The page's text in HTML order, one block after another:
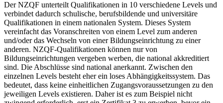
Der NZQF unterteilt Qualifikationen in 10 verschiedene Levels und
verbindet dadurch schulische, berufsbildende und universitäre
Qualifikationen in einem nationalen System. Dieses System
vereinfacht das Voranschreiten von einem Level zum anderen
und/oder das Wechseln von einer Bildungseinrichtung zu einer
anderen. NZQF-Qualifikationen können nur von
Bildungseinrichtungen vergeben werben, die national akkreditiert
sind. Die Abschlüsse sind national anerkannt. Zwischen den
einzelnen Levels besteht eher ein loses Abhängigkeitssystem. Das
bedeutet, dass keine einheitlichen Zugangsvoraussetzungen zu den
jeweiligen Levels existieren. Daher ist es zum Beispiel nicht